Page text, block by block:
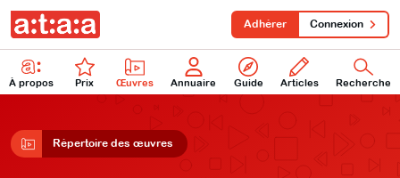
À propos Prix Œuvres Annuaire Guide Articles Recherche
Adhérer Connexion
Répertoire des œuvres